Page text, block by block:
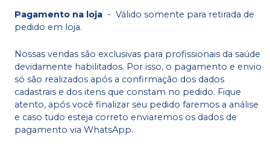
Pagamento na loja - Válido somente para retirada de
pedido em loja.
Nossas vendas são exclusivas para profissionais da saúde
devidamente habilitados. Por isso, o pagamento e envio
só são realizados após a confirmação dos dados
cadastrais e dos itens que constam no pedido. Fique
atento, após você finalizar seu pedido faremos a análise
e caso tudo esteja correto enviaremos os dados de
pagamento via WhatsApp.